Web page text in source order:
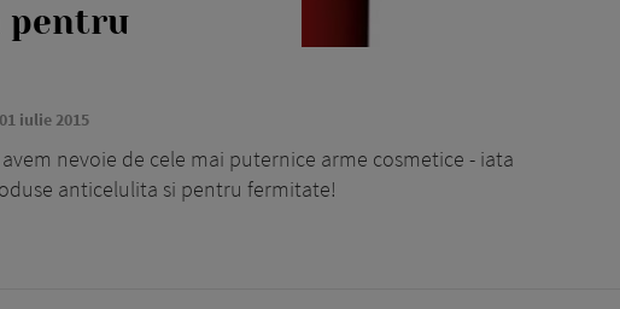
pentru
01 iulie 2015
nevoie de cele mai puternice arme cosmetice - iata
anticelulita si pentru fermitate!